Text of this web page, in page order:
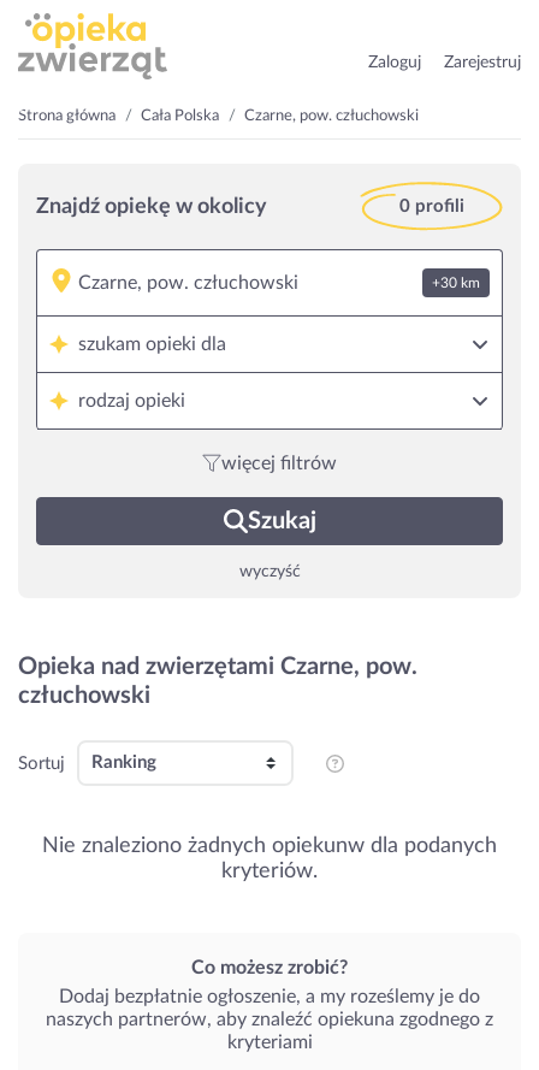
Zaloguj Zarejestruj
Strona główna Cała Polska Czarne, pow. człuchowski
Znajdź opiekę w okolicy 0 profili
+30 km
szukam opieki dla
rodzaj opieki
więcej filtrów
Szukaj
wyczyść
Opieka nad zwierzętami Czarne, pow.
człuchowski
Sortuj
Nie znaleziono żadnych opiekunw dla podanych
kryteriów.
Co możesz zrobić?
Dodaj bezpłatnie ogłoszenie, a my roześlemy je do
naszych partnerów, aby znaleźć opiekuna zgodnego z
kryteriami